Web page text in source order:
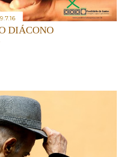
9.7.16
DIÁCONO